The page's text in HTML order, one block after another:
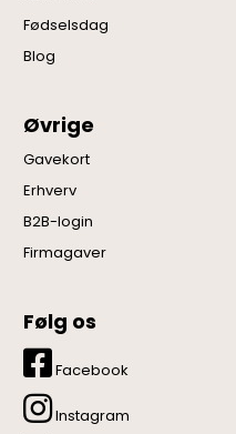
Fødselsdag
Blog
Øvrige
Gavekort
Erhverv
B2B-login
Firmagaver
Følg os
Facebook
Instagram